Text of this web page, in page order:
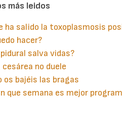
más leidos
ha salido la toxoplasmosis
hacer?
salva vidas?
cesárea no duele
os bajéis las bragas
que semana es mejor